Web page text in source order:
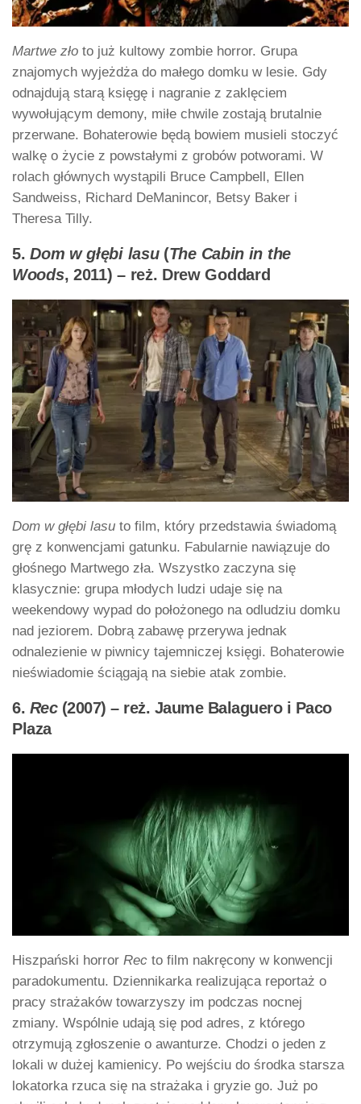
Martwe zło to już kultowy zombie horror. Grupa
znajomych wyjeżdża do małego domku w lesie. Gdy
odnajdują starą księgę i nagranie z zaklęciem
wywołującym demony, miłe chwile zostają brutalnie
przerwane. Bohaterowie będą bowiem musieli stoczyć
walkę o życie z powstałymi z grobów potworami. W
rolach głównych wystąpili Bruce Campbell, Ellen
Sandweiss, Richard DeManincor, Betsy Baker i
Theresa Tilly.
5.Dom w głębi lasu(The Cabin in the
Woods, 2011) – reż. Drew Goddard
Dom w głębi lasu to film, który przedstawia świadomą
grę z konwencjami gatunku. Fabularnie nawiązuje do
głośnego Martwego zła. Wszystko zaczyna się
klasycznie: grupa młodych ludzi udaje się na
weekendowy wypad do położonego na odludziu domku
nad jeziorem. Dobrą zabawę przerywa jednak
odnalezienie w piwnicy tajemniczej księgi. Bohaterowie
nieświadomie ściągają na siebie atak zombie.
6. Rec(2007) – reż. Jaume Balaguero i Paco
Plaza
Hiszpański horror Rec to film nakręcony w konwencji
paradokumentu. Dziennikarka realizująca reportaż o
pracy strażaków towarzyszy im podczas nocnej
zmiany. Wspólnie udają się pod adres, z którego
otrzymują zgłoszenie o awanturze. Chodzi o jeden z
lokali w dużej kamienicy. Po wejściu do środka starsza
lokatorka rzuca się na strażaka i gryzie go. Już po